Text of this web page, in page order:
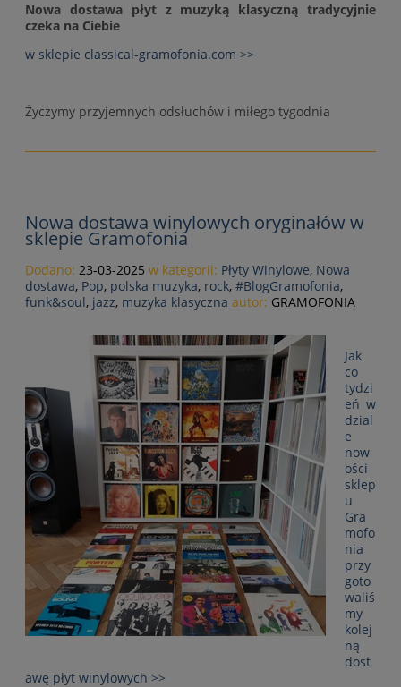
Nowa dostawa płyt z muzyką klasyczną tradycyjnie
czeka na Ciebie
w sklepie classical-gramofonia.com >>
Życzymy przyjemnych odsłuchów i miłego tygodnia
Nowa dostawa winylowych oryginałów w
sklepie Gramofonia
Dodano: 23-03-2025 w kategorii: Płyty Winylowe, Nowa
dostawa, Pop, polska muzyka, rock, #BlogGramofonia,
funk&soul, jazz, muzyka klasyczna autor: GRAMOFONIA
Jak
co
tydzi
eń w
dzial
e
now
ości
sklep
u
Gra
mofo
nia
przy
goto
waliś
my
kolej
ną
dost
awę płyt winylowych >>